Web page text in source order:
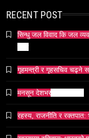
भारतको सांस्कृतिक
RECENT POST
सिन्धु जल विवाद कि जल
गृहमन्त्री र गृहसचिव चढ्ने
मनसून देशभर प्रवेश गर्दै ।
रहस्य, राजनीति र रक्तपात: